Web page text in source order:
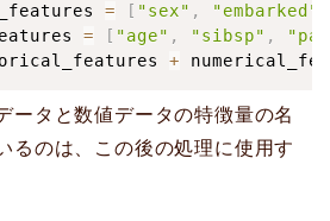
= [ "sex" , "embarked"
= [ "age" , "sibsp" ,
+
ータと数値データの特徴量の名
るのは、この後の処理に使用す